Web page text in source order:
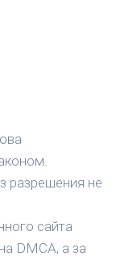
разрешения не
сайта
DMCA, а за